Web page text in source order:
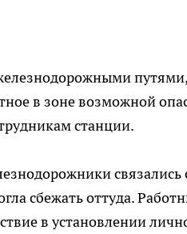
путями,
в зоне возможной
станции.
связались
сбежать оттуда.
в установлении